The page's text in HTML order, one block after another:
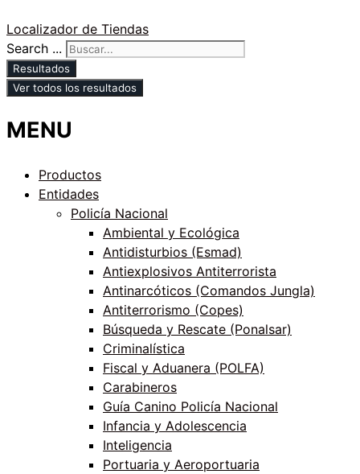
Localizador de Tiendas
Search ...
Resultados
Ver todos los resultados
MENU
Productos
Entidades
Policía Nacional
Ambiental y Ecológica
Antidisturbios (Esmad)
Antiexplosivos Antiterrorista
Antinarcóticos (Comandos Jungla)
Antiterrorismo (Copes)
Búsqueda y Rescate (Ponalsar)
Criminalística
Fiscal y Aduanera (POLFA)
Carabineros
Guía Canino Policía Nacional
Infancia y Adolescencia
Inteligencia
Portuaria y Aeroportuaria